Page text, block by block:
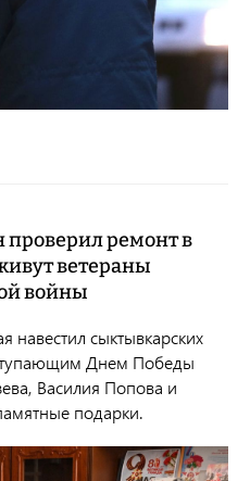
проверил ремонт в
ветераны
войны
навестил сыктывкарских
Днем Победы
Василия Попова и
подарки.